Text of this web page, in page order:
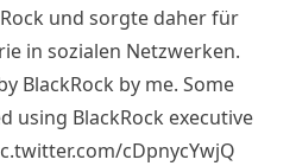
und sorgte daher für
in sozialen Netzwerken.
BlackRock by me. Some
using BlackRock executive
cDpnycYwjQ